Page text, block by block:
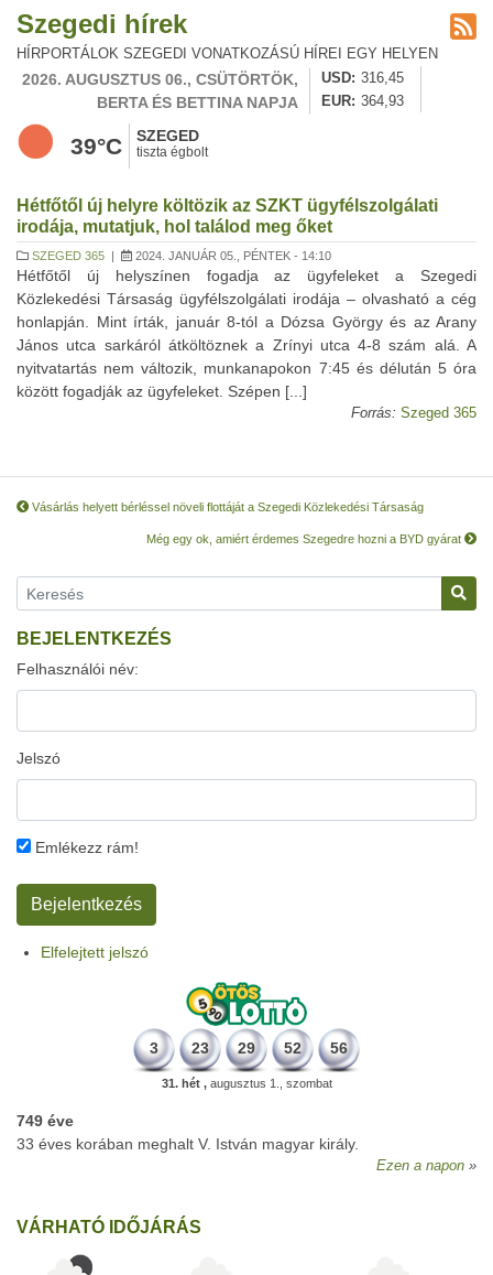
Szegedi hírek
HÍRPORTÁLOK SZEGEDI VONATKOZÁSÚ HÍREI EGY HELYEN
2026. AUGUSZTUS 06., CSÜTÖRTÖK,
BERTA ÉS BETTINA NAPJA
USD
316,45
EUR
364,93
39°C SZEGED
tiszta égbolt
Hétfőtől új helyre költözik az SZKT ügyfélszolgálati
irodája, mutatjuk, hol találod meg őket
SZEGED 365 | 2024. JANUÁR 05., PÉNTEK - 14:10
Hétfőtől új helyszínen fogadja az ügyfeleket a Szegedi
Közlekedési Társaság ügyfélszolgálati irodája – olvasható a cég
honlapján. Mint írták, január 8-tól a Dózsa György és az Arany
János utca sarkáról átköltöznek a Zrínyi utca 4-8 szám alá. A
nyitvatartás nem változik, munkanapokon 7:45 és délután 5 óra
között fogadják az ügyfeleket. Szépen [...]
Forrás: Szeged 365
Vásárlás helyett bérléssel növeli flottáját a Szegedi Közlekedési Társaság
Még egy ok, amiért érdemes Szegedre hozni a BYD gyárat
BEJELENTKEZÉS
Felhasználói név:
Jelszó
Emlékezz rám!
Elfelejtett jelszó
3 23 29 52 56
31. hét ,augusztus 1., szombat
749 éve
33 éves korában meghalt V. István magyar király.
Ezen a napon
VÁRHATÓ IDŐJÁRÁS